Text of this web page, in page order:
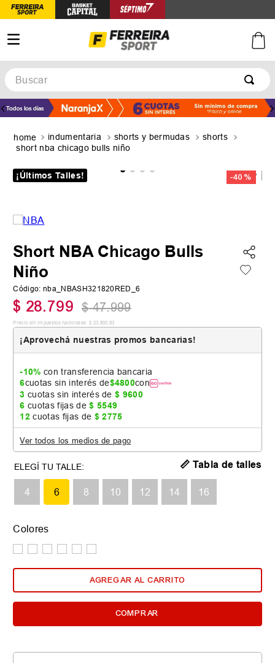
Buscar
TÉRMINOS MÁS BUSCADOS
2.
zapatillas
indumentaria shorts y bermudas
shorts
short nba chicago bulls niño
¡Últimos Talles! -40 %
Short NBA Chicago Bulls
Niño
Código: nba_NBASH321820RED_6
$ 28.799 $ 47.999
Precio sin impuestos nacionales: $ 23.800 ,83
¡Aprovechá nuestras promos bancarias!
-10% con transferencia bancaria
6cuotas sin interés de$4800con
3 cuotas sin interés de$ 9600
6 cuotas fijas de$ 5549
12 cuotas fijas de $ 2775
Ver todos los medios de pago
10 12 14 16
4 6 8
📏 Tabla de talles
Colores
AGREGAR AL CARRITO
COMPRAR